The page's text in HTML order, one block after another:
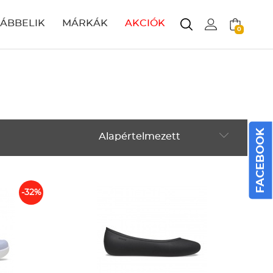
MÁRKÁK AKCIÓK
0
Alapértelmezett
Alapértelmezett
ABC szerint csökkenő
Ár szerint növekvő
-32% FACEBOOK